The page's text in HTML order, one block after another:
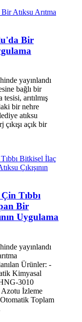
Bir
yayınlandı
bağlı bir
arıtılmış
bir nehre
atıksu
açık bir
Tıbbı
Bir
Uygulama
yayınlandı
Ürünler: -
Kimyasal
3010
İzleme
Toplam